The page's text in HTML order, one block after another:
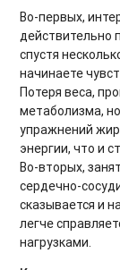
Фельденкрайз
От фитбола до
Растяжка для
Силовые
Пресс за 10
Во-первых,
действительно
спустя
начинаете
Потеря веса,
метаболизма,
упражнений жир
энергии, что и
Во-вторых,
сердечно-
сказывается и
легче
нагрузками.